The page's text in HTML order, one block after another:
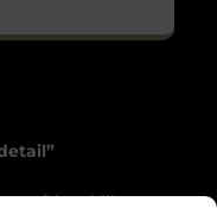
frisse blik naar